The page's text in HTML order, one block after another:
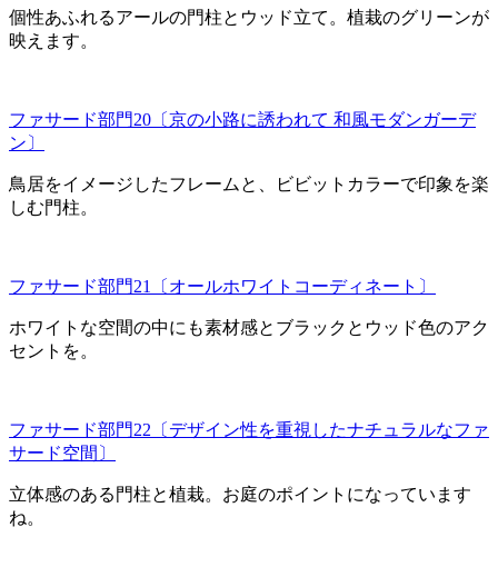
個性あふれるアールの門柱とウッド立て。植栽のグリーンが
映えます。
ファサード部門20〔京の小路に誘われて 和風モダンガーデ
ン〕
鳥居をイメージしたフレームと、ビビットカラーで印象を楽
しむ門柱。
ファサード部門21〔オールホワイトコーディネート〕
ホワイトな空間の中にも素材感とブラックとウッド色のアク
セントを。
ファサード部門22〔デザイン性を重視したナチュラルなファ
サード空間〕
立体感のある門柱と植栽。お庭のポイントになっています
ね。